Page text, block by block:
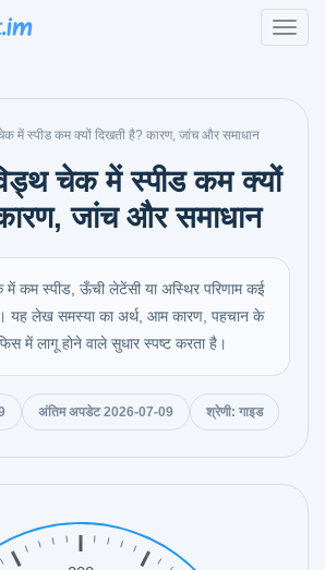
में स्पीड कम क्यों दिखती है? कारण, जांच और समाधान
चेक में स्पीड कम क्यों
जांच और समाधान
कम स्पीड, ऊँची लेटेंसी या अस्थिर परिणाम कई
लेख समस्या का अर्थ, आम कारण, पहचान के
में लागू होने वाले सुधार स्पष्ट करता है।
अंतिम अपडेट 2026-07-09 श्रेणी: गाइड